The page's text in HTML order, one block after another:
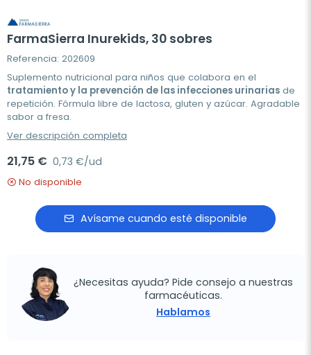
FarmaSierra Inurekids, 30 sobres
Referencia: 202609
Suplemento nutricional para niños que colabora en el
tratamiento y la prevención de las infecciones urinarias de
repetición. Fórmula libre de lactosa, gluten y azúcar. Agradable
sabor a fresa.
Ver descripción completa
21,75 € 0,73 €/ud
No disponible
Avísame cuando esté disponible
¿Necesitas ayuda? Pide consejo a nuestras
farmacéuticas.
Hablamos